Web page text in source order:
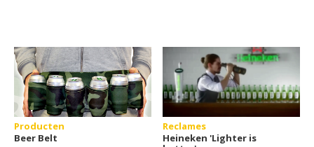
Producten
Beer Belt
Reclames
Heineken 'Lighter is